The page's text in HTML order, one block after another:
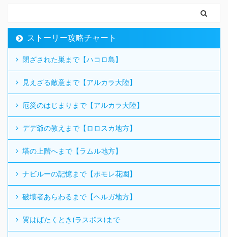
ストーリー攻略チャート
閉ざされた巣まで【ハコロ島】
見えざる敵意まで【アルカラ大陸】
厄災のはじまりまで【アルカラ大陸】
デデ爺の教えまで【ロロスカ地方】
塔の上階へまで【ラムル地方】
ナビルーの記憶まで【ポモレ花園】
破壊者あらわるまで【ヘルガ地方】
翼はばたくとき(ラスボス)まで